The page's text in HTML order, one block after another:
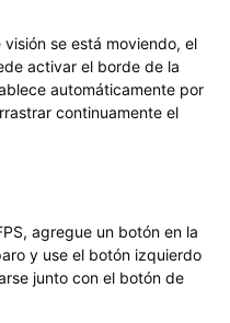
se está moviendo, el
activar el borde de la
automáticamente por
continuamente el
agregue un botón en la
y use el botón izquierdo
junto con el botón de